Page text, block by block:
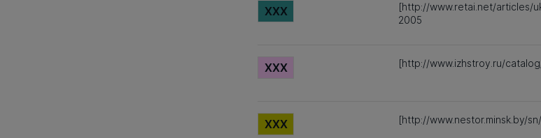
XXX
[http://www.retai.net/articles/
2005
XXX [http://www.izhstroy.ru/
XXX [http://www.nestor.minsk.by/